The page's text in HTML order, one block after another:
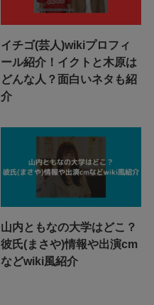
イチゴ(芸人)wikiプロフィ
ール紹介！イクトと木原は
どんな人？面白いネタも紹
介
山内ともなの大学はどこ？
彼氏(まさや)情報や出演cm
などwiki風紹介